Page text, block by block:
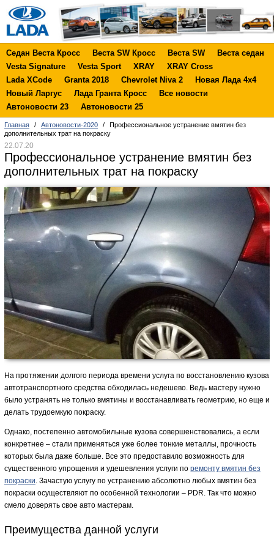
Седан Веста Кросс Веста SW Кросс Веста SW
Веста седан
Vesta Signature
Vesta Sport XRAY
XRAY Cross
Lada XCode
Granta 2018 Chevrolet Niva 2
Новая Лада 4х4
Новый Ларгус
Лада Гранта Кросс
Все новости
Автоновости 23
Автоновости 25
Главная / Автоновости-2020 /
Профессиональное устранение вмятин без
дополнительных трат на покраску
22.07.20
Профессиональное устранение вмятин без
дополнительных трат на покраску
На протяжении долгого периода времени услуга по восстановлению кузова
автотранспортного средства обходилась недешево. Ведь мастеру нужно
было устранять не только вмятины и восстанавливать геометрию, но еще и
делать трудоемкую покраску.
Однако, постепенно автомобильные кузова совершенствовались, а если
конкретнее – стали применяться уже более тонкие металлы, прочность
которых была даже больше. Все это предоставило возможность для
существенного упрощения и удешевления услуги по ремонту вмятин без
покраски. Зачастую услугу по устранению абсолютно любых вмятин без
покраски осуществляют по особенной технологии – PDR. Так что можно
смело доверять свое авто мастерам.
Преимущества данной услуги